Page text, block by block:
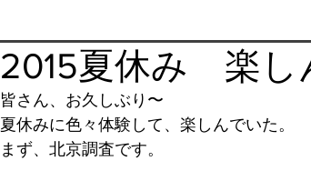
2015夏休み 楽し
皆さん、お久しぶり〜
夏休みに色々体験して、楽しんでいた。
まず、北京調査です。